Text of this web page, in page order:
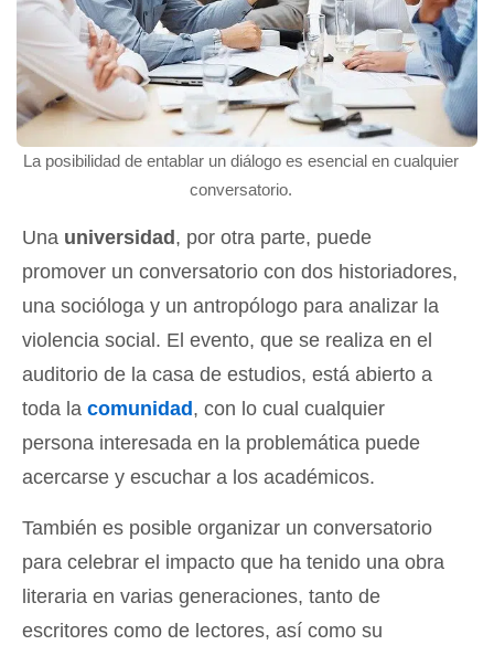
La posibilidad de entablar un diálogo es esencial en cualquier
conversatorio.
Una universidad , por otra parte, puede
promover un conversatorio con dos historiadores,
una socióloga y un antropólogo para analizar la
violencia social. El evento, que se realiza en el
auditorio de la casa de estudios, está abierto a
toda la comunidad , con lo cual cualquier
persona interesada en la problemática puede
acercarse y escuchar a los académicos.
También es posible organizar un conversatorio
para celebrar el impacto que ha tenido una obra
literaria en varias generaciones, tanto de
escritores como de lectores, así como su